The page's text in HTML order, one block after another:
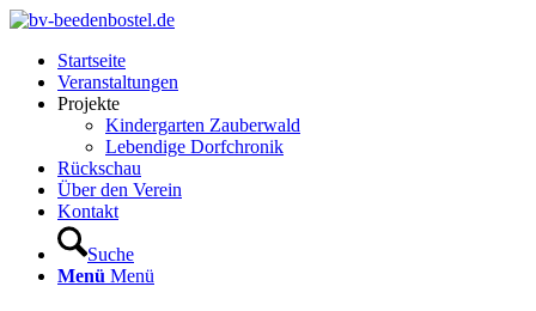
Startseite
Veranstaltungen
Projekte
Kindergarten Zauberwald
Lebendige Dorfchronik
Rückschau
Über den Verein
Kontakt
Suche
Menü Menü